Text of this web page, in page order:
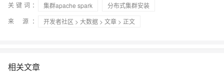
关键词： 集群apache spark
分布式集群安装
来 源：
开发者社区 > 大数据 > 文章 > 正文
相关文章